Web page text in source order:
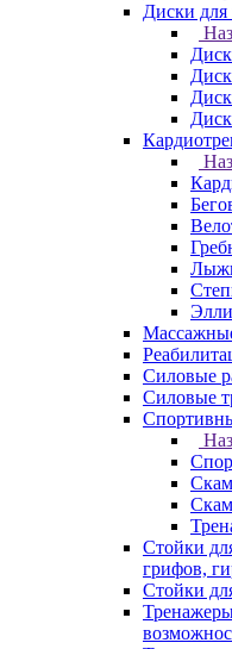
Диски для
Силовые
Силовые
Стойки
грифов,
Стойки